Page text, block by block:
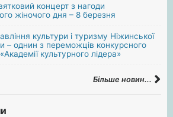
концерт з нагоди
жіночого дня – 8 березня
культури і туризму Ніжинської
– однин з переможців конкурсного
культурного лідера»
Більше новин...